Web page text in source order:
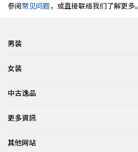
参阅常见问题，或直接联络我们了解更多。
男装
女装
中古逸品
更多資訊
其他网站